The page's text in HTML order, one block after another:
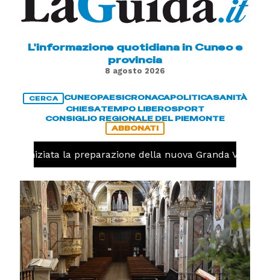
L'informazione quotidiana in Cuneo e
provincia
8 agosto 2026
CERCA CUNEOPAESICRONACAPOLITICASANITÀ
CHIESATEMPO LIBEROSPORT
CONSIGLIO REGIONALE DEL PIEMONTE
ABBONATI
iniziata la preparazione della nuova Granda Volley